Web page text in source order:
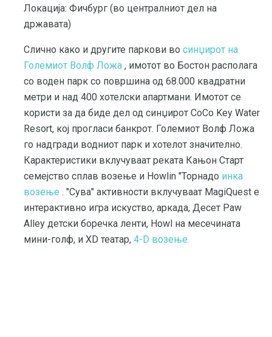
Локација: Фичбург (во централниот дел на
државата)
Слично како и другите паркови во синџирот на
Големиот Волф Ложа , имотот во Бостон располага
со воден парк со површина од 68.000 квадратни
метри и над 400 хотелски апартмани. Имотот се
користи за да биде дел од синџирот CoCo Key Water
Resort, кој прогласи банкрот. Големиот Волф Ложа
го надгради водниот парк и хотелот значително.
Карактеристики вклучуваат реката Кањон Старт
семејство сплав возење и Howlin "Торнадо инка
возење . "Сува" активности вклучуваат MagiQuest е
интерактивно игра искуство, аркада, Десет Paw
Alley детски боречка ленти, Howl на месечината
мини-голф, и XD театар, 4-D возење.